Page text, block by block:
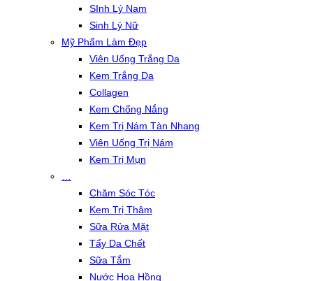
SInh Lý Nam
Sinh Lý Nữ
Mỹ Phẩm Làm Đẹp
Viên Uống Trắng Da
Kem Trắng Da
Collagen
Kem Chống Nắng
Kem Trị Nám Tàn Nhang
Viên Uống Trị Nám
Kem Trị Mụn
Chăm Sóc Tóc
Kem Trị Thâm
Sữa Rửa Mặt
Tẩy Da Chết
Sữa Tắm
Nước Hoa Hồng